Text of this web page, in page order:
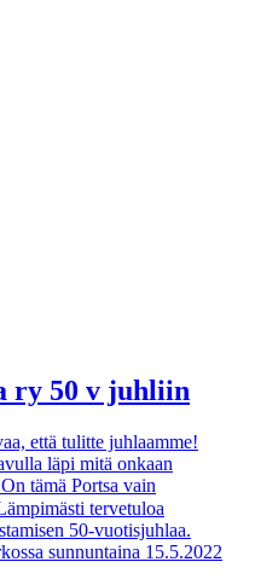
ry 50 v juhliin
että tulitte juhlaamme!
läpi mitä onkaan
tämä Portsa vain
tervetuloa
50-vuotisjuhlaa.
sunnuntaina 15.5.2022